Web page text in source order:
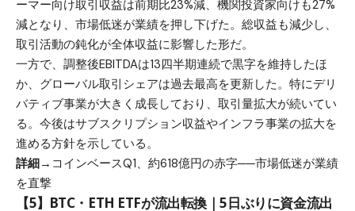
ーマー向け取引収益は前期比23%減、機関投資家向けも27%
減となり、市場低迷が業績を押し下げた。総収益も減少し、
取引活動の鈍化が全体収益に影響した形だ。
一方で、調整後EBITDAは13四半期連続で黒字を維持したほ
か、グローバル取引シェアは過去最高を更新した。特にデリ
バティブ事業が大きく成長しており、取引量拡大が続いてい
る。今後はサブスクリプション収益やインフラ事業の拡大を
進める方針を示している。
詳細→ コインベースQ1、約618億円の赤字──市場低迷が業績
を直撃
【5】BTC・ETH ETFが流出転換｜5日ぶりに資金流出